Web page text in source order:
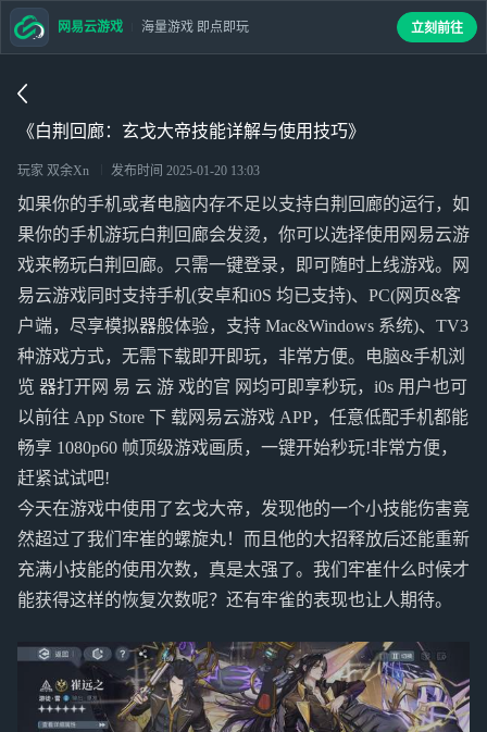
《白荆回廊：玄戈大帝技能详解与使用技巧》
玩家 双余Xn 发布时间 2025-01-20 13:03
如果你的手机或者电脑内存不足以支持白荆回廊的运行，如
果你的手机游玩白荆回廊会发烫，你可以选择使用网易云游
戏来畅玩白荆回廊。只需一键登录，即可随时上线游戏。网
易云游戏同时支持手机(安卓和i0S 均已支持)、PC(网页&客
户端，尽享模拟器般体验，支持 Mac&Windows 系统)、TV3
种游戏方式，无需下载即开即玩，非常方便。电脑&手机浏
览 器打开网 易 云 游 戏的官 网均可即享秒玩，i0s 用户也可
以前往 App Store 下 载网易云游戏 APP，任意低配手机都能
畅享 1080p60 帧顶级游戏画质，一键开始秒玩!非常方便，
赶紧试试吧!
今天在游戏中使用了玄戈大帝，发现他的一个小技能伤害竟
然超过了我们牢崔的螺旋丸！而且他的大招释放后还能重新
充满小技能的使用次数，真是太强了。我们牢崔什么时候才
能获得这样的恢复次数呢？还有牢雀的表现也让人期待。
网易云游戏 海量游戏 即点即玩 立刻前往